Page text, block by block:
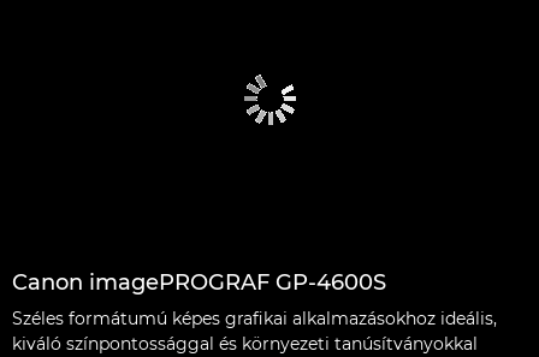
Canon imagePROGRAF GP-4600S
Széles formátumú képes grafikai alkalmazásokhoz ideális,
kiváló színpontossággal és környezeti tanúsítványokkal